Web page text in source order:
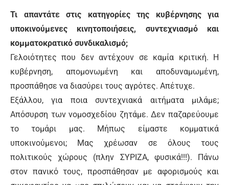
Τι απαντάτε στις κατηγορίες της κυβέρνησης για
υποκινούμενες κινητοποιήσεις, συντεχνιασμό και
κομματοκρατικό συνδικαλισμό;
Γελοιότητες που δεν αντέχουν σε καμία κριτική. Η
κυβέρνηση, απομονωμένη και αποδυναμωμένη,
προσπάθησε να διασύρει τους αγρότες. Απέτυχε.
Εξάλλου, για ποια συντεχνιακά αιτήματα μιλάμε;
Απόσυρση των νομοσχεδίου ζητάμε. Δεν παζαρεύουμε
το τομάρι μας. Μήπως είμαστε κομματικά
υποκινούμενοι; Μας χρέωσαν σε όλους τους
πολιτικούς χώρους (πλην ΣΥΡΙΖΑ, φυσικά!!!). Πάνω
στον πανικό τους, προσπάθησαν με αφορισμούς και